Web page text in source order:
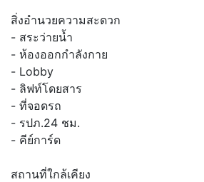
สิ่งอำนวยความสะดวก
- สระว่ายน้ำ
- ห้องออกกำลังกาย
- Lobby
- ลิฟท์โดยสาร
- ที่จอดรถ
- รปภ.24 ชม.
- คีย์การ์ด
สถานที่ใกล้เคียง